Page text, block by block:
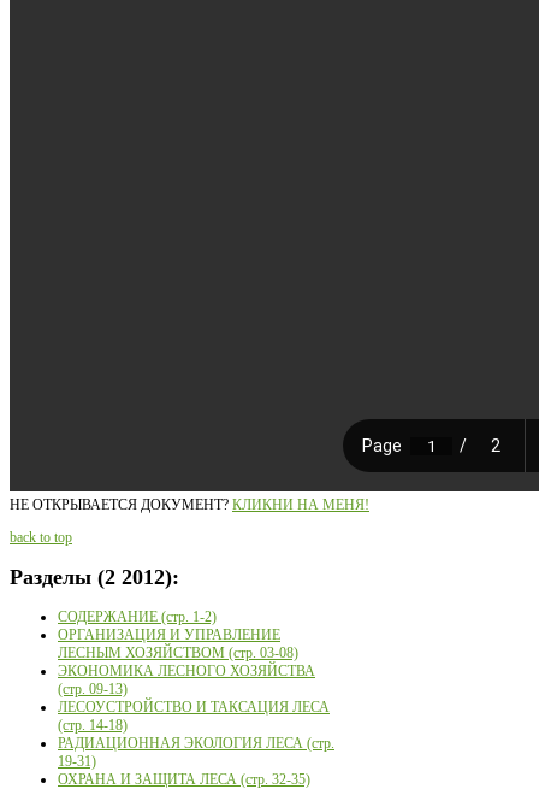
НЕ ОТКРЫВАЕТСЯ ДОКУМЕНТ? КЛИКНИ НА МЕНЯ!
back to top
Разделы (2 2012):
СОДЕРЖАНИЕ (стр. 1-2)
ОРГАНИЗАЦИЯ И УПРАВЛЕНИЕ
ЛЕСНЫМ ХОЗЯЙСТВОМ (стр. 03-08)
ЭКОНОМИКА ЛЕСНОГО ХОЗЯЙСТВА
(стр. 09-13)
ЛЕСОУСТРОЙСТВО И ТАКСАЦИЯ ЛЕСА
(стр. 14-18)
РАДИАЦИОННАЯ ЭКОЛОГИЯ ЛЕСА (стр.
19-31)
ОХРАНА И ЗАЩИТА ЛЕСА (стр. 32-35)